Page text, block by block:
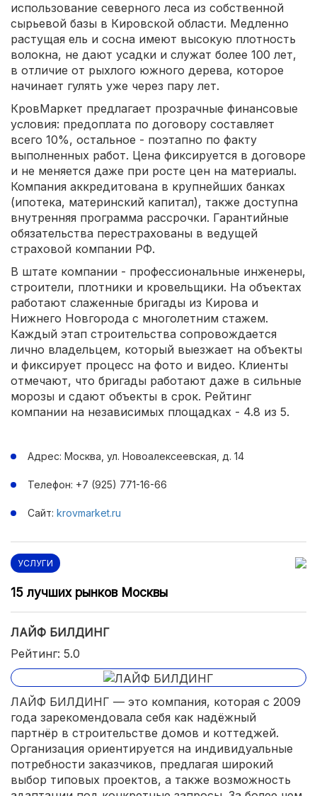
использование северного леса из собственной
сырьевой базы в Кировской области. Медленно
растущая ель и сосна имеют высокую плотность
волокна, не дают усадки и служат более 100 лет,
в отличие от рыхлого южного дерева, которое
начинает гулять уже через пару лет.
КровМаркет предлагает прозрачные финансовые
условия: предоплата по договору составляет
всего 10%, остальное - поэтапно по факту
выполненных работ. Цена фиксируется в договоре
и не меняется даже при росте цен на материалы.
Компания аккредитована в крупнейших банках
(ипотека, материнский капитал), также доступна
внутренняя программа рассрочки. Гарантийные
обязательства перестрахованы в ведущей
страховой компании РФ.
В штате компании - профессиональные инженеры,
строители, плотники и кровельщики. На объектах
работают слаженные бригады из Кирова и
Нижнего Новгорода с многолетним стажем.
Каждый этап строительства сопровождается
лично владельцем, который выезжает на объекты
и фиксирует процесс на фото и видео. Клиенты
отмечают, что бригады работают даже в сильные
морозы и сдают объекты в срок. Рейтинг
компании на независимых площадках - 4.8 из 5.
Адрес: Москва, ул. Новоалексеевская, д. 14
Телефон: +7 (925) 771-16-66
Сайт: krovmarket.ru
УСЛУГИ
15 лучших рынков Москвы
ЛАЙФ БИЛДИНГ
Рейтинг: 5.0
ЛАЙФ БИЛДИНГ — это компания, которая с 2009
года зарекомендовала себя как надёжный
партнёр в строительстве домов и коттеджей.
Организация ориентируется на индивидуальные
потребности заказчиков, предлагая широкий
выбор типовых проектов, а также возможность